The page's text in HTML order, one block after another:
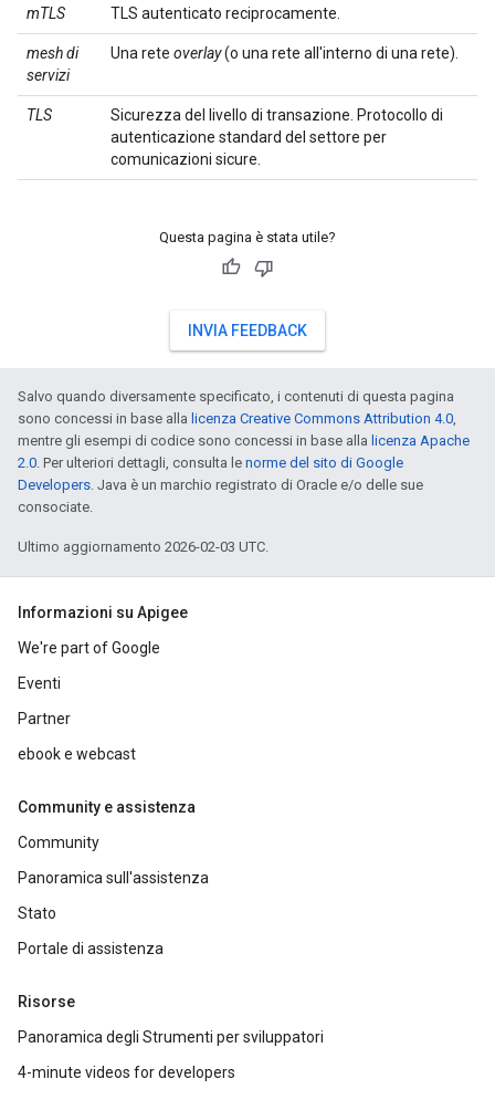
mTLS TLS autenticato reciprocamente.
mesh di
servizi
Una rete overlay(o una rete all'interno di una rete).
TLS
Sicurezza del livello di transazione. Protocollo di
autenticazione standard del settore per
comunicazioni sicure.
Questa pagina è stata utile?
INVIA FEEDBACK
Salvo quando diversamente specificato, i contenuti di questa pagina
sono concessi in base alla licenza Creative Commons Attribution 4.0
mentre gli esempi di codice sono concessi in base alla licenza Apache
2.0 . Per ulteriori dettagli, consulta le norme del sito di Google
Developers . Java è un marchio registrato di Oracle e/o delle sue
consociate.
Ultimo aggiornamento 2026-02-03 UTC.
Informazioni su Apigee
We're part of Google
Eventi
Partner
ebook e webcast
Community e assistenza
Community
Panoramica sull'assistenza
Stato
Portale di assistenza
Risorse
Panoramica degli Strumenti per sviluppatori
4-minute videos for developers